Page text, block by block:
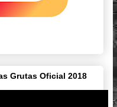
Grutas Oficial 2018